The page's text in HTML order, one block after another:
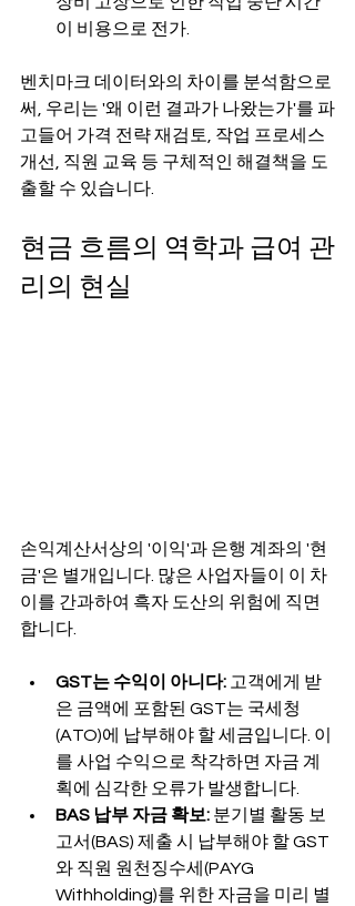
이 비용으로 전가.
벤치마크 데이터와의 차이를 분석함으로
써, 우리는 '왜 이런 결과가 나왔는가'를 파
고들어 가격 전략 재검토, 작업 프로세스
개선, 직원 교육 등 구체적인 해결책을 도
출할 수 있습니다.
현금 흐름의 역학과 급여 관
리의 현실
손익계산서상의 '이익'과 은행 계좌의 '현
금'은 별개입니다. 많은 사업자들이 이 차
이를 간과하여 흑자 도산의 위험에 직면
합니다.
GST는 수익이 아니다: 고객에게 받
은 금액에 포함된 GST는 국세청
(ATO)에 납부해야 할 세금입니다. 이
를 사업 수익으로 착각하면 자금 계
획에 심각한 오류가 발생합니다.
BAS 납부 자금 확보: 분기별 활동 보
고서(BAS) 제출 시 납부해야 할 GST
와 직원 원천징수세(PAYG
Withholding)를 위한 자금을 미리 별